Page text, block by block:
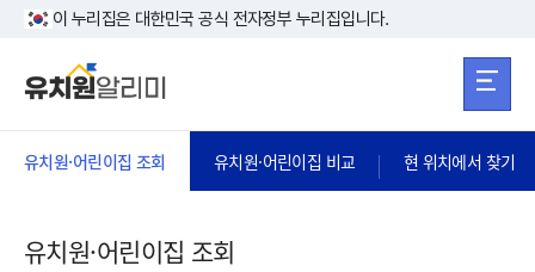
본문 바로가기
이 누리집은 대한민국 공식 전자정부 누리집입니다.
유치원·어린이집 조회 유치원·어린이집 비교 현 위치에서 찾기
유치원·어린이집 조회